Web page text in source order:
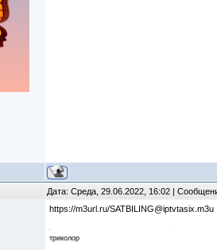
Дата: Среда, 29.06.2022, 16:02 |
https://m3url.ru/SATBILING@iptvtasix.m3u
триколор